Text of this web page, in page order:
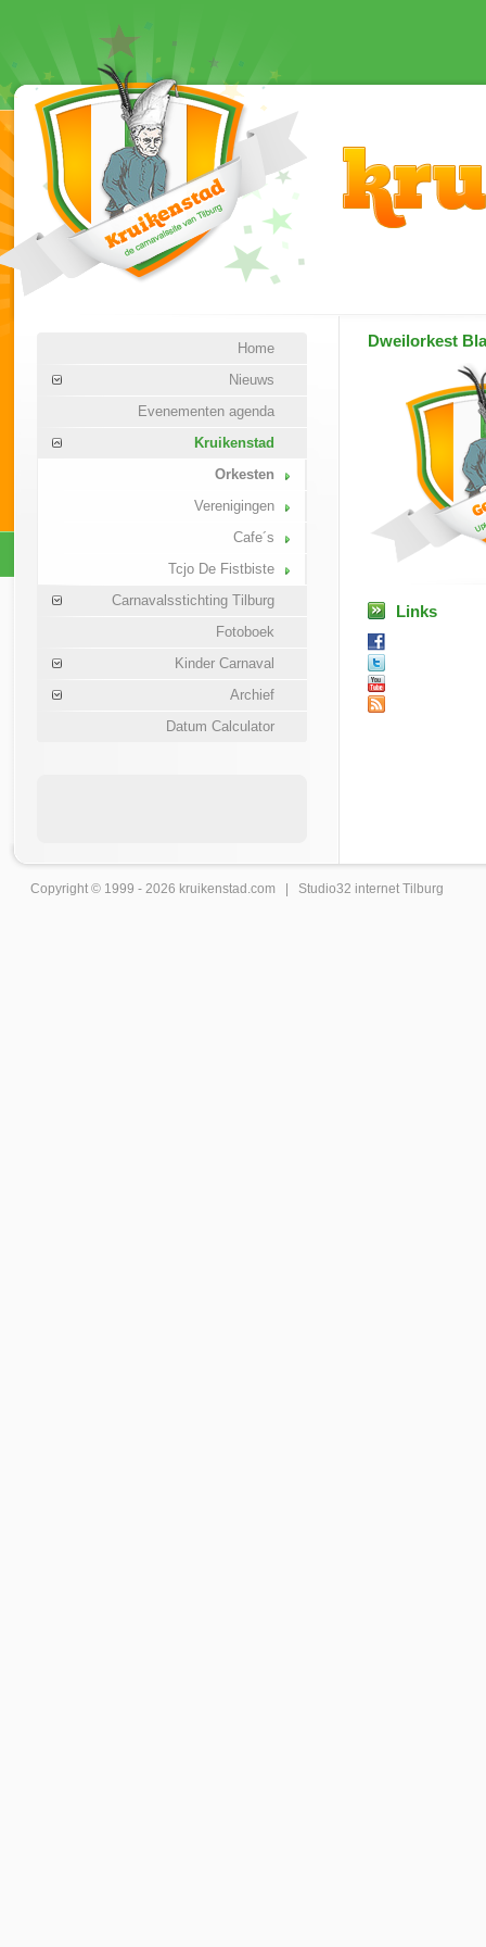
Home
Nieuws
Evenementen agenda
Kruikenstad
Orkesten
Verenigingen
Cafe´s
Tcjo De Fistbiste
Carnavalsstichting Tilburg
Fotoboek
Kinder Carnaval
Archief
Datum Calculator
Dweilorkest
Links
Copyright © 1999 - 2026 kruikenstad .com | Studio32 internet Tilburg